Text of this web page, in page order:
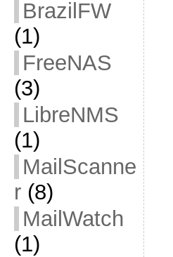
BrazilFW
(1)
FreeNAS
(3)
LibreNMS
(1)
MailScanne
r(8)
MailWatch
(1)